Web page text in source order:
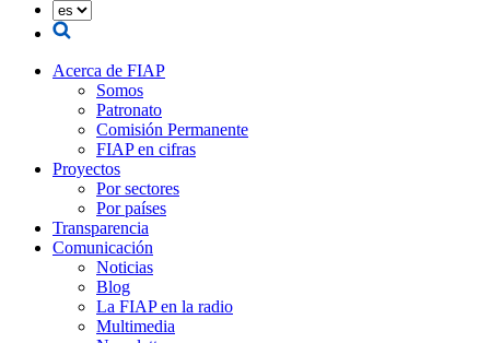
Acerca de FIAP
Somos
Patronato
Comisión Permanente
FIAP en cifras
Proyectos
Por sectores
Por países
Transparencia
Comunicación
Noticias
Blog
La FIAP en la radio
Multimedia